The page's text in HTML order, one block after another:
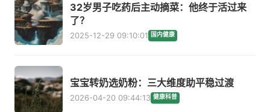
32岁男子吃药后主动摘菜：他终于活过来
了？
2025-12-29 09:10:01 国内健康
宝宝转奶选奶粉：三大维度助平稳过渡
2026-04-20 09:44:13 健康科普